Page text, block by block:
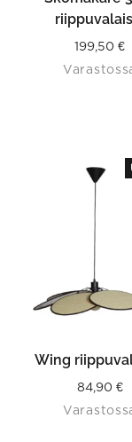
199,50 €
Wing
84,90 €